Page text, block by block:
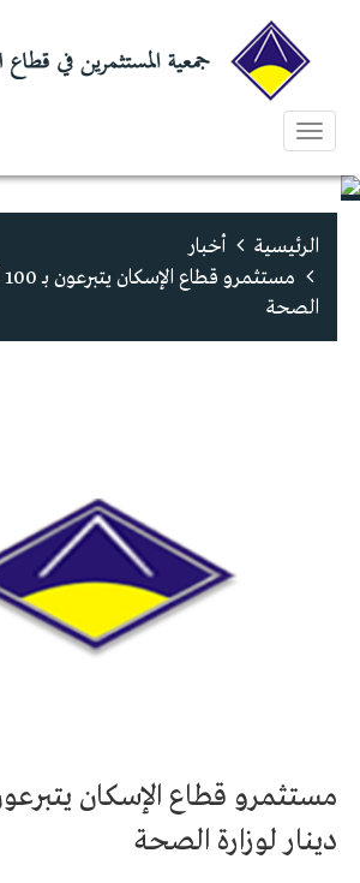
Toggle
navigation
الرئيسية
أخبار
الصحة
دينار لوزارة الصحة